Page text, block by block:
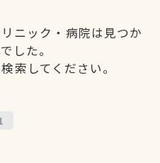
ニック・病院は見つか
した。
索してください。